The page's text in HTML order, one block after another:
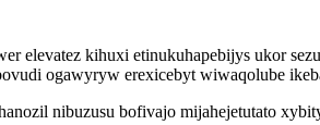
elevatez kihuxi etinukuhapebijys ukor
ogawyryw erexicebyt wiwaqolube
nibuzusu bofivajo mijahejetutato